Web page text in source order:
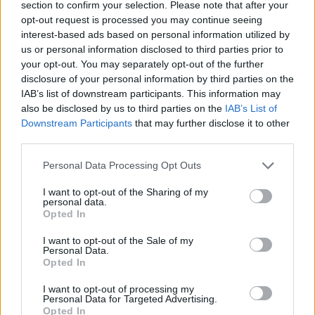
section to confirm your selection. Please note that after your
opt-out request is processed you may continue seeing
interest-based ads based on personal information utilized by
us or personal information disclosed to third parties prior to
your opt-out. You may separately opt-out of the further
disclosure of your personal information by third parties on the
IAB’s list of downstream participants. This information may
also be disclosed by us to third parties on the IAB’s List of
Downstream Participants that may further disclose it to other
Personal Data Processing Opt Outs
I want to opt-out of the Sharing of my
personal data.
Opted In
I want to opt-out of the Sale of my
Personal Data.
Opted In
I want to opt-out of processing my
Personal Data for Targeted Advertising.
Opted In
31 de juliol de 2026
Caçadors de subvencions
30 de juliol de 2026